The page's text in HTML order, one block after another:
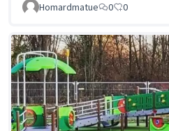
Homardmatue
0 0